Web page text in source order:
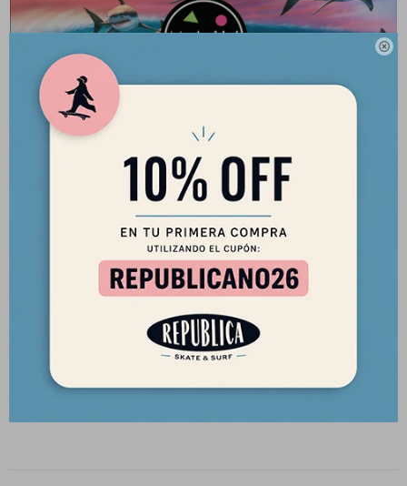

BUZO CALIFORNIA STATES
hecho con un 60% algodón y un 40% poliéster
resistencia. Su textura suave y acogedora es ideal para relajarte
o disfrutar de una salida casual.
Gracias al algodón, sentirás una frescura natural en la piel,
mantiene la prenda en perfectas condiciones después de cada